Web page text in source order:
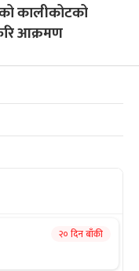
कालीकोटको
आक्रमण
२० दिन बाँकी